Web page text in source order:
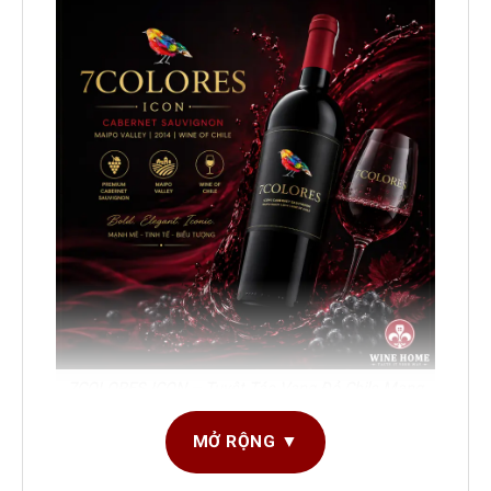
Đậm Dấu Ấn Đẳng Cấp
MỞ RỘNG ▼